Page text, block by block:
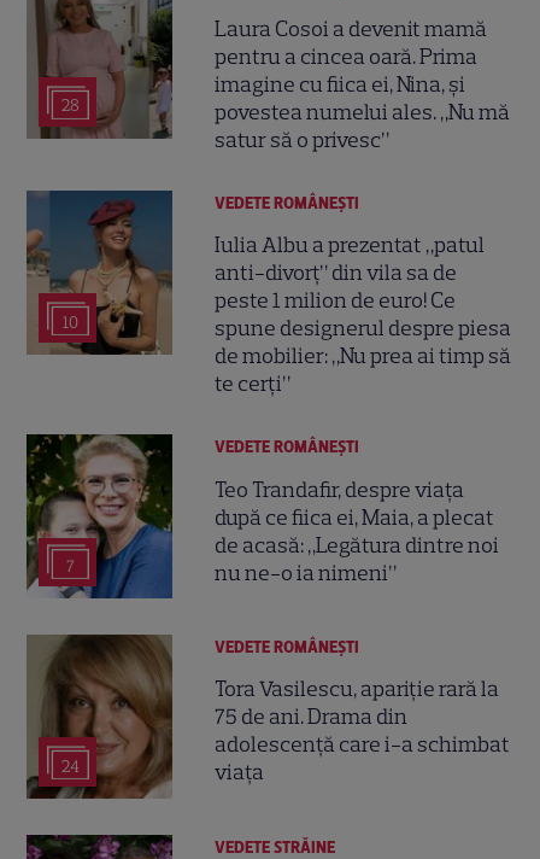
28
Laura Cosoi a devenit mamă
pentru a cincea oară. Prima
imagine cu fiica ei, Nina, și
povestea numelui ales. „Nu mă
satur să o privesc”
10
VEDETE ROMÂNEŞTI
Iulia Albu a prezentat „patul
anti-divorț” din vila sa de
peste 1 milion de euro! Ce
spune designerul despre piesa
de mobilier: „Nu prea ai timp să
te cerți”
7
VEDETE ROMÂNEŞTI
Teo Trandafir, despre viața
după ce fiica ei, Maia, a plecat
de acasă: „Legătura dintre noi
nu ne-o ia nimeni”
24
VEDETE ROMÂNEŞTI
Tora Vasilescu, apariție rară la
75 de ani. Drama din
adolescență care i-a schimbat
viața
VEDETE STRĂINE